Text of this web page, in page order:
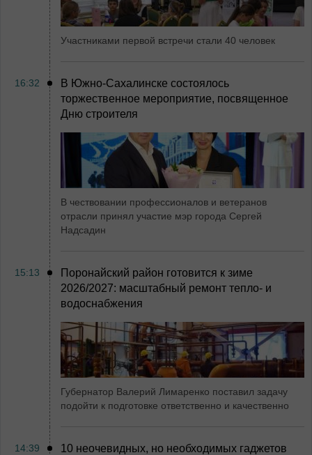
Участниками первой встречи стали 40 человек
16:32
В Южно-Сахалинске состоялось
торжественное мероприятие, посвященное
Дню строителя
В чествовании профессионалов и ветеранов
отрасли принял участие мэр города Сергей
Надсадин
15:13
Поронайский район готовится к зиме
2026/2027: масштабный ремонт тепло- и
водоснабжения
Губернатор Валерий Лимаренко поставил задачу
подойти к подготовке ответственно и качественно
14:39
10 неочевидных, но необходимых гаджетов